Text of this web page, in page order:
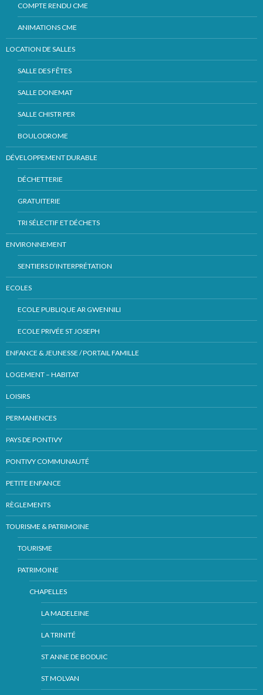
COMPTE RENDU CME
ANIMATIONS CME
LOCATION DE SALLES
SALLE DES FÊTES
SALLE DONEMAT
SALLE CHISTR PER
BOULODROME
DÉVELOPPEMENT DURABLE
DÉCHETTERIE
GRATUITERIE
TRI SÉLECTIF ET DÉCHETS
ENVIRONNEMENT
SENTIERS D’INTERPRÉTATION
ECOLES
ECOLE PUBLIQUE AR GWENNILI
ECOLE PRIVÉE ST JOSEPH
ENFANCE & JEUNESSE / PORTAIL FAMILLE
LOGEMENT – HABITAT
LOISIRS
PERMANENCES
PAYS DE PONTIVY
PONTIVY COMMUNAUTÉ
PETITE ENFANCE
RÈGLEMENTS
TOURISME & PATRIMOINE
TOURISME
PATRIMOINE
CHAPELLES
LA MADELEINE
LA TRINITÉ
ST ANNE DE BODUIC
ST MOLVAN